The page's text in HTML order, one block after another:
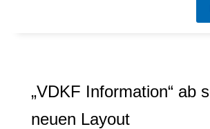
„VDKF Information“ ab
neuen Layout